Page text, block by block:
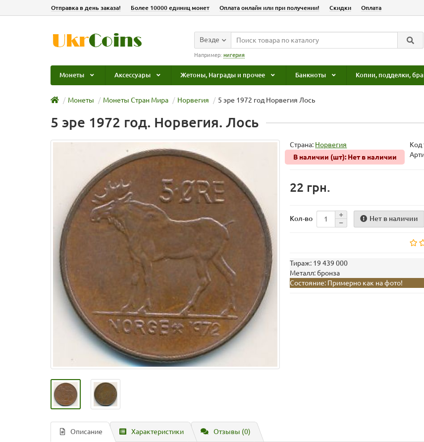
Отправка в день заказа! Более 10000 единиц монет Оплата онлайн или при получении! Скидки Оплата
Везде
Например: нигерия
Монеты Аксессуары Жетоны, Награды и прочее Банкноты Копии, подделки,
Монеты Монеты Стран Мира Норвегия 5 эре 1972 год Норвегия Лось
5 эре 1972 год. Норвегия. Лось
Страна: Норвегия Код
В наличии (шт): Нет в наличии
22 грн.
Кол-во Нет в наличии
Тираж: 19 439 000
Металл: бронза
Состояние: Примерно как на фото!
Описание Характеристики Отзывы (0)